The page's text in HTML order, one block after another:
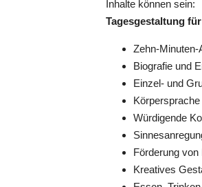
Halle (Saale)
Inhalte können sein:
Tagesgestaltung
Zehn-Minuten-
Biografie und
Einzel- und
Würdigende
Förderung
Kreatives